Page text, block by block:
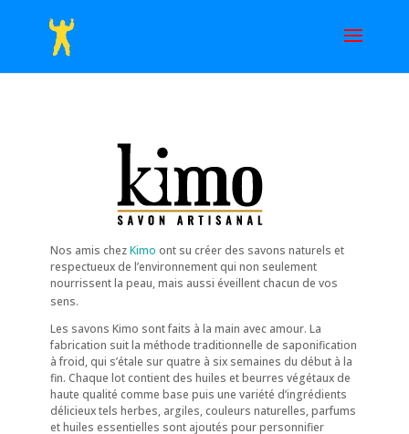
Nos amis chezKimo ont su créer des savons naturels et
respectueux de l’environnement qui non seulement
nourrissent la peau, mais aussi éveillent chacun de vos
sens.
Les savons Kimo sont faits à la main avec amour. La
fabrication suit la méthode traditionnelle de saponification
à froid, qui s’étale sur quatre à six semaines du début à la
fin. Chaque lot contient des huiles et beurres végétaux de
haute qualité comme base puis une variété d’ingrédients
délicieux tels herbes, argiles, couleurs naturelles, parfums
et huiles essentielles sont ajoutés pour personnifier